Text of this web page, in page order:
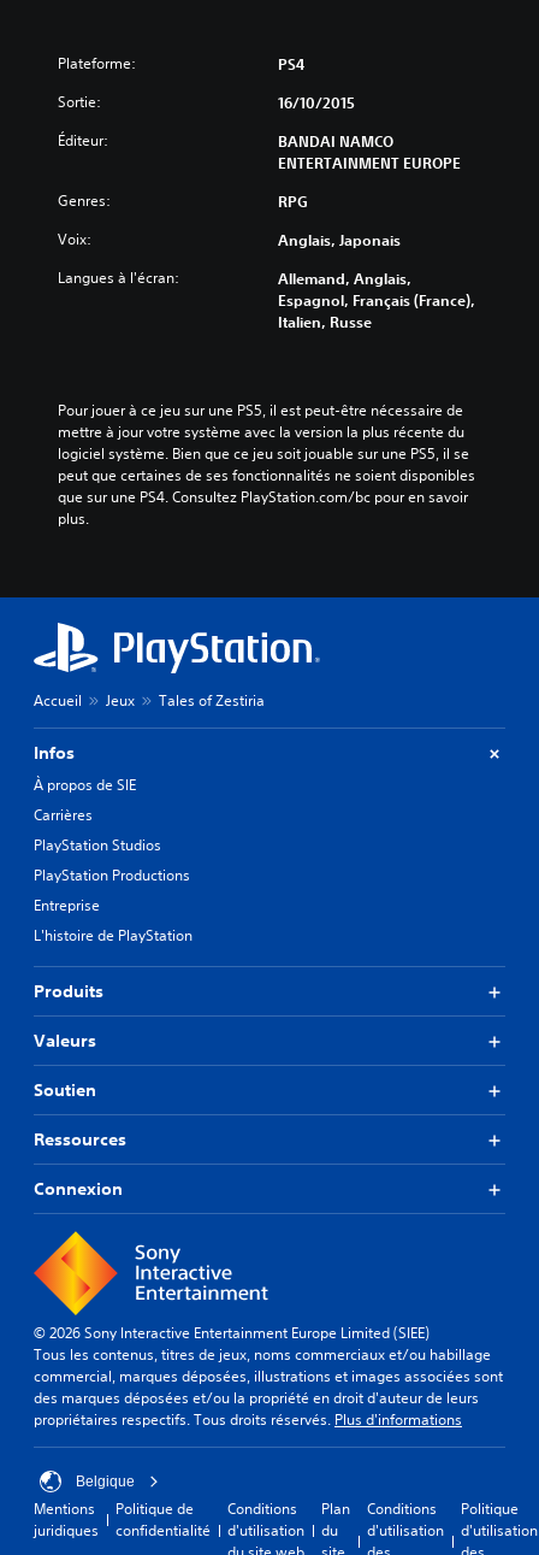
Plateforme: PS4
Sortie: 16/10/2015
Éditeur:
BANDAI NAMCO
ENTERTAINMENT EUROPE
Genres: RPG
Voix: Anglais, Japonais
Langues à l'écran:
Allemand, Anglais,
Espagnol, Français (France),
Italien, Russe
Pour jouer à ce jeu sur une PS5, il est peut-être nécessaire de
mettre à jour votre système avec la version la plus récente du
logiciel système. Bien que ce jeu soit jouable sur une PS5, il se
peut que certaines de ses fonctionnalités ne soient disponibles
que sur une PS4. Consultez PlayStation.com/bc pour en savoir
plus.
Accueil Jeux Tales of Zestiria
Infos
À propos de SIE
Carrières
PlayStation Studios
PlayStation Productions
Entreprise
L'histoire de PlayStation
Produits
Valeurs
Soutien
Ressources
Connexion
© 2026 Sony Interactive Entertainment Europe Limited (SIEE)
Tous les contenus, titres de jeux, noms commerciaux et/ou habillage
commercial, marques déposées, illustrations et images associées sont
des marques déposées et/ou la propriété en droit d'auteur de leurs
propriétaires respectifs. Tous droits réservés. Plus d'informations
Belgique
Mentions
juridiques
Politique de
confidentialité
Conditions
d'utilisation
Plan
du
Conditions
d'utilisation
Politique
d'utilisation